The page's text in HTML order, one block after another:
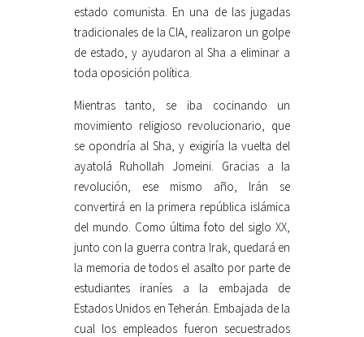
estado comunista. En una de las jugadas
tradicionales de la CIA, realizaron un golpe
de estado, y ayudaron al Sha a eliminar a
toda oposición política.
Mientras tanto, se iba cocinando un
movimiento religioso revolucionario, que
se opondría al Sha, y exigiría la vuelta del
ayatolá Ruhollah Jomeini. Gracias a la
revolución, ese mismo año, Irán se
convertirá en la primera república islámica
del mundo. Como última foto del siglo XX,
junto con la guerra contra Irak, quedará en
la memoria de todos el asalto por parte de
estudiantes iraníes a la embajada de
Estados Unidos en Teherán. Embajada de la
cual los empleados fueron secuestrados